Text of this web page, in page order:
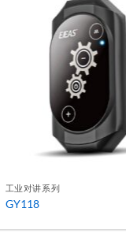
工业对讲系列
GY118